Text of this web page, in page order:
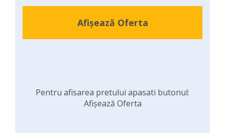
Afișează Oferta
Pentru afisarea pretului apasati butonul:
Afișează Oferta